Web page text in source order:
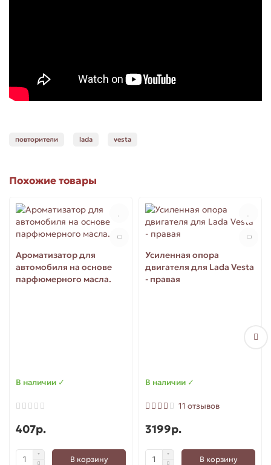
повторители lada vesta
Похожие товары
Ароматизатор для
автомобиля на основе
парфюмерного масла.
В наличии ✓
407р.
В корзину
Усиленная опора
двигателя для Lada Vesta
- правая
В наличии ✓
11 отзывов
3199р.
В корзину